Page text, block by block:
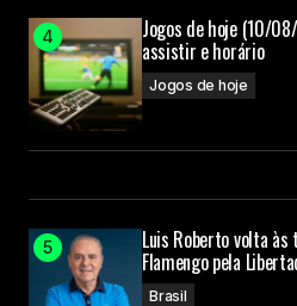
Jogos de hoje (10/
assistir e horário
Jogos de hoje
Luis Roberto volta
Flamengo pela
Brasil